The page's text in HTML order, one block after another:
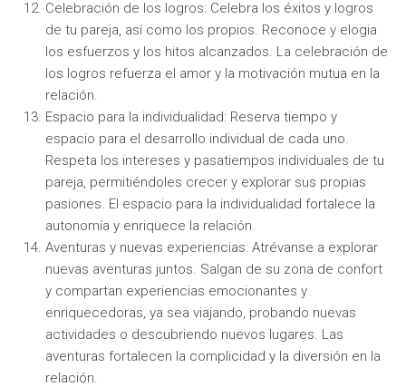
Celebración de los logros: Celebra los éxitos y logros
de tu pareja, así como los propios. Reconoce y elogia
los esfuerzos y los hitos alcanzados. La celebración de
los logros refuerza el amor y la motivación mutua en la
relación.
Espacio para la individualidad: Reserva tiempo y
espacio para el desarrollo individual de cada uno.
Respeta los intereses y pasatiempos individuales de tu
pareja, permitiéndoles crecer y explorar sus propias
pasiones. El espacio para la individualidad fortalece la
autonomía y enriquece la relación.
Aventuras y nuevas experiencias: Atrévanse a explorar
nuevas aventuras juntos. Salgan de su zona de confort
y compartan experiencias emocionantes y
enriquecedoras, ya sea viajando, probando nuevas
actividades o descubriendo nuevos lugares. Las
aventuras fortalecen la complicidad y la diversión en la
relación.